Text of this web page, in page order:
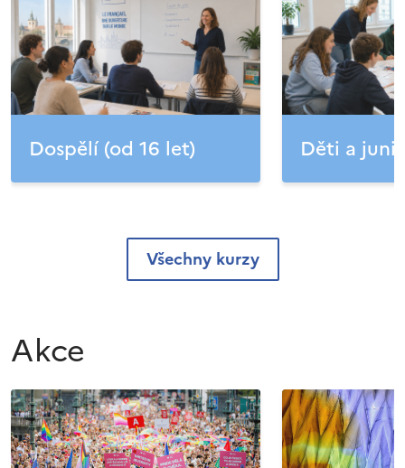
Dospělí (od 16 let) Děti a
Všechny kurzy
Akce